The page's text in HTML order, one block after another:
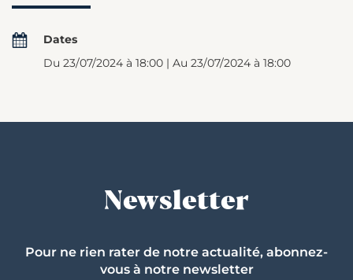
Dates
Du 23/07/2024 à 18:00 | Au 23/07/2024 à 18:00
Newsletter
Pour ne rien rater de notre actualité, abonnez-
vous à notre newsletter